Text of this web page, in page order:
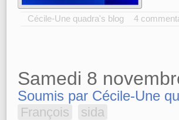
Cécile-Une quadra's blog 4
Samedi 8
Soumis par Cécile-Une
François sida